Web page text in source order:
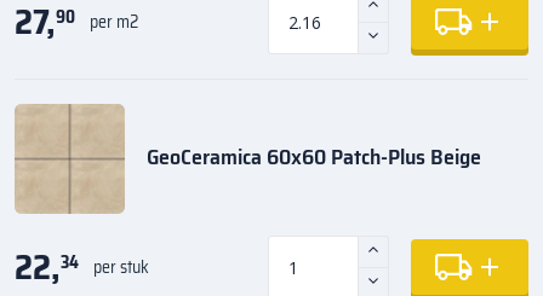
27,90 per m2
GeoCeramica 60x60 Patch-Plus Beige
22,34 per stuk